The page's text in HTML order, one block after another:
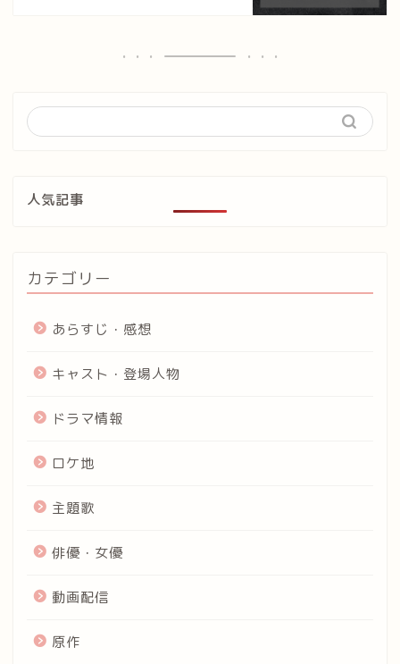
人気記事
カテゴリー
あらすじ・感想
キャスト・登場人物
ドラマ情報
ロケ地
主題歌
俳優・女優
動画配信
原作